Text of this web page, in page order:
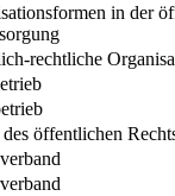
in der
rechtliche
öffentlichen